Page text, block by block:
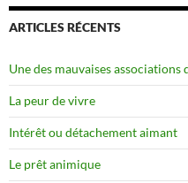
ARTICLES RÉCENTS
Une des mauvaises associations
La peur de vivre
Intérêt ou détachement aimant
Le prêt animique